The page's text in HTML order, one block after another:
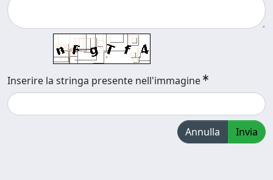
Inserire la stringa presente nell'immagine
Annulla Invia